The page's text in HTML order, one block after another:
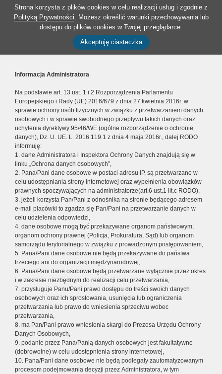
Strona korzysta z plików cookies w celu realizacji usług i zgodnie z
Polityką Prywatności. Możesz określić warunki przechowywania lub
dostępu do plików cookies w Twojej przeglądarce.
Akceptuję ciasteczka
Informacja Administratora
Na podstawie art. 13 ust. 1 i 2 Rozporządzenia Parlamentu
Europejskiego i Rady (UE) 2016/679 z dnia 27 kwietnia 2016r. w
sprawie ochrony osób fizycznych w związku z przetwarzaniem danych
osobowych i w sprawie swobodnego przepływu takich danych oraz
uchylenia dyrektywy 95/46/WE (ogólne rozporządzenie o ochronie
danych), Dz. U. UE. L. 2016.119.1 z dnia 4 maja 2016r., dalej RODO
informuję:
1. dane Administratora i Inspektora Ochrony Danych znajdują się w
linku „Ochrona danych osobowych”,
2. Pana/Pani dane osobowe w postaci adresu IP, są przetwarzane w
celu udostępniania strony internetowej oraz wypełnienia obowiązków
prawnych spoczywających na administratorze(art.6 ust.1 lit.c RODO),
3. jeżeli korzysta Pan/Pani z odnośnika na stronie będącego adresem
e-mail placówki to zgadza się Pan/Pani na przetwarzanie danych w
celu udzielenia odpowiedzi,
4. dane osobowe mogą być przekazywane organom państwowym,
organom ochrony prawnej (Policja, Prokuratura, Sąd) lub organom
samorządu terytorialnego w związku z prowadzonym postępowaniem,
5. Pana/Pani dane osobowe nie będą przekazywane do państwa
trzeciego ani do organizacji międzynarodowej,
6. Pana/Pani dane osobowe będą przetwarzane wyłącznie przez okres
i w zakresie niezbędnym do realizacji celu przetwarzania,
7. przysługuje Panu/Pani prawo dostępu do treści swoich danych
osobowych oraz ich sprostowania, usunięcia lub ograniczenia
przetwarzania lub prawo do wniesienia sprzeciwu wobec
przetwarzania,
8. ma Pan/Pani prawo wniesienia skargi do Prezesa Urzędu Ochrony
Danych Osobowych,
9. podanie przez Pana/Panią danych osobowych jest fakultatywne
(dobrowolne) w celu udostępnienia strony internetowej,
10. Pana/Pani dane osobowe nie będą podlegały zautomatyzowanym
procesom podejmowania decyzji przez Administratora, w tym